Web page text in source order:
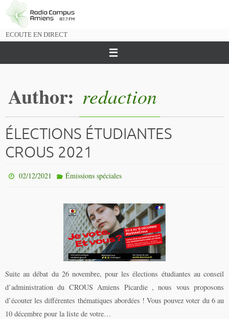
Passer
vers
ECOUTE EN DIRECT
Author: redaction
ÉLECTIONS ÉTUDIANTES
CROUS 2021
02/12/2021 Émissions spéciales
Suite au débat du 26 novembre, pour les élections étudiantes au conseil
d’administration du CROUS Amiens Picardie , nous vous proposons
d’écouter les différentes thématiques abordées ! Vous pouvez voter du 6 au
10 décembre pour la liste de votre…